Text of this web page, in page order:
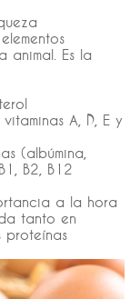
animal. Es la
A, D, E y
(albúmina,
B2, B12
a la hora
tanto en
proteínas